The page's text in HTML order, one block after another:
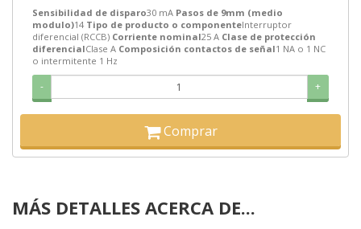
Sensibilidad de disparo30 mA Pasos de 9mm (medio
modulo)14 Tipo de producto o componenteInterruptor
diferencial (RCCB) Corriente nominal25 A Clase de protección
diferencialClase A Composición contactos de señal1 NA o 1 NC
o intermitente 1 Hz
- +
Comprar
MÁS DETALLES ACERCA DE...